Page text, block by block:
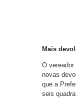
Mais
O
novas
que a
seis